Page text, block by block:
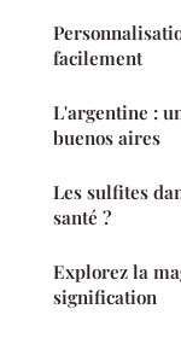
facilement
L'argentine :
buenos aires
Les sulfites
santé ?
Explorez la
signification